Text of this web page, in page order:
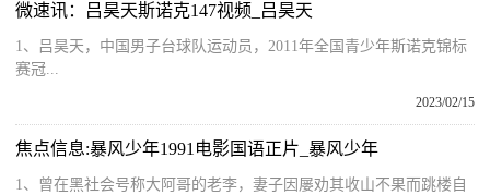
微速讯：吕昊天斯诺克147视频_吕昊天
1、吕昊天，中国男子台球队运动员，2011年全国青少年斯诺克锦标
赛冠...
2023/02/15
焦点信息:暴风少年1991电影国语正片_暴风少年
1、曾在黑社会号称大阿哥的老李，妻子因屡劝其收山不果而跳楼自